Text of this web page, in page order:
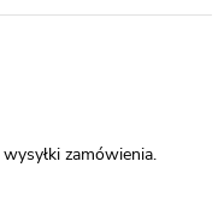
zamówienia.